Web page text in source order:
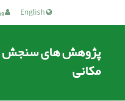
پژوهش های سنجش
مکانی